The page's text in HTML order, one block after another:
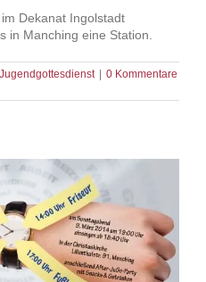
Dekanat Ingolstadt
in Manching eine Station.
Jugendgottesdienst
0 Kommentare